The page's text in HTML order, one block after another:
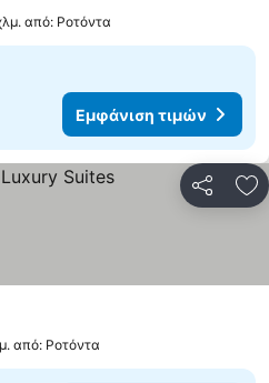
από: Ροτόντα
Εμφάνιση τιμών
τιμών
από: Ροτόντα